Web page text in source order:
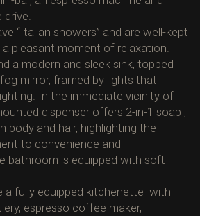
drive.
“Italian showers” ​​and are well-kept
pleasant moment of relaxation.
a modern and sleek sink, topped
mirror, framed by lights that
In the immediate vicinity of
dispenser offers 2-in-1 soap ,
body and hair, highlighting the
to convenience and
bathroom is equipped with soft
a fully equipped kitchenette with
espresso coffee maker,